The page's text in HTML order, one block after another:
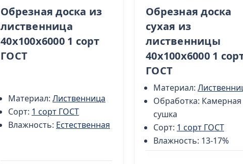
Обрезная доска из
лиственница
40х100x6000 1 сорт
ГОСТ
Материал: Лиственница
Сорт: 1 сорт ГОСТ
Влажность: Естественная
Обрезная доска
сухая из
лиственницы
40x100x6000 1
ГОСТ
Материал:
Обработка: Камерная
сушка
Сорт: 1 сорт ГОСТ
Влажность: 13-17%